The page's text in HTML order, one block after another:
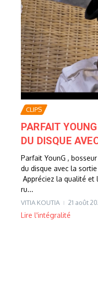
CLIPS
PARFAIT
DU DISQUE
Parfait YounG ,
du disque avec la
Appréciez la qualité
ru...
VITIA KOUTIA 21 août
Lire l'intégralité